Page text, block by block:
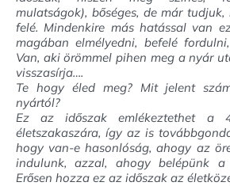
mulatságok), bőséges, de már
felé. Mindenkire más hatással van
magában elmélyedni, befelé
Van, aki örömmel pihen meg a nyár
visszasírja….
Te hogy éled meg? Mit jelent
nyártól?
Ez az időszak emlékeztethet a
életszakaszára, így az is
hogy van-e hasonlóság, ahogy az
indulunk, azzal, ahogy belépünk
Erősen hozza ez az időszak az